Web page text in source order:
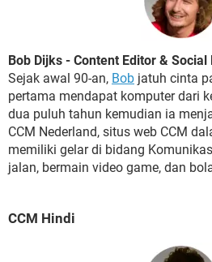
Bob Dijks - Content Editor &
Sejak awal 90-an, Bob jatuh cinta
pertama mendapat komputer dari
dua puluh tahun kemudian ia
CCM Nederland, situs web CCM
memiliki gelar di bidang
jalan, bermain video game, dan
CCM Hindi